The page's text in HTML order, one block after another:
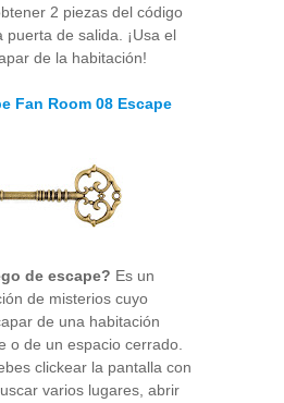
2 piezas del código
puerta de salida. ¡Usa el
de la habitación!
Fan Room 08 Escape
de escape? Es un
de misterios cuyo
de una habitación
o de un espacio cerrado.
clickear la pantalla con
varios lugares, abrir